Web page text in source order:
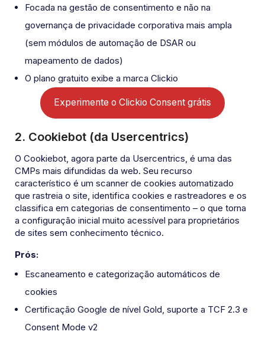
Focada na gestão de consentimento e não na
governança de privacidade corporativa mais ampla
(sem módulos de automação de DSAR ou
mapeamento de dados)
O plano gratuito exibe a marca Clickio
Experimente o Clickio Consent grátis
2. Cookiebot (da Usercentrics)
O Cookiebot, agora parte da Usercentrics, é uma das
CMPs mais difundidas da web. Seu recurso
característico é um scanner de cookies automatizado
que rastreia o site, identifica cookies e rastreadores e os
classifica em categorias de consentimento – o que torna
a configuração inicial muito acessível para proprietários
de sites sem conhecimento técnico.
Prós:
Escaneamento e categorização automáticos de
cookies
Certificação Google de nível Gold, suporte a TCF 2.3 e
Consent Mode v2